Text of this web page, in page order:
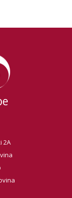
2A